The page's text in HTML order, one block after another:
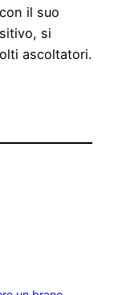
il suo
si
ascoltatori.